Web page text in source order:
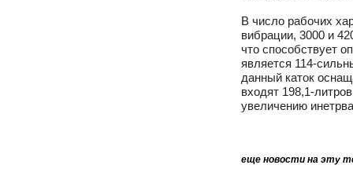
В число рабочих
вибрации, 3000 и
что способствует
является 114-
данный каток
входят 198,1-
увеличению
еще новости на эту